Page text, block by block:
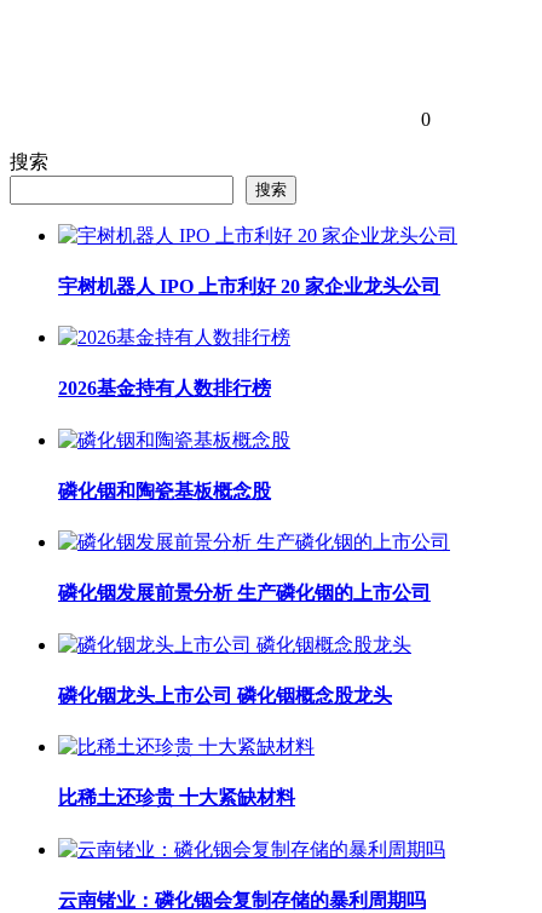
0
搜索
搜索
宇树机器人 IPO 上市利好 20 家企业龙头公司
2026基金持有人数排行榜
磷化铟和陶瓷基板概念股
磷化铟发展前景分析 生产磷化铟的上市公司
磷化铟龙头上市公司 磷化铟概念股龙头
比稀土还珍贵 十大紧缺材料
云南锗业：磷化铟会复制存储的暴利周期吗